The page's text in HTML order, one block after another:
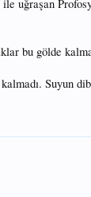
uğraşan
bu gölde
Suyun